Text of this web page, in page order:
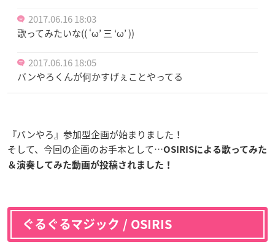
2017.06.16 18:03
歌ってみたいな(( ‘ω’ 三 ‘ω’ ))
2017.06.16 18:05
バンやろくんが何かすげぇことやってる
『バンやろ』参加型企画が始まりました！
そして、今回の企画のお手本として…OSIRISによる歌ってみた
＆演奏してみた動画が投稿されました！
ぐるぐるマジック / OSIRIS